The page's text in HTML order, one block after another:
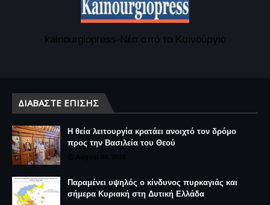
kainourgiopress-Νέα από το Καινούργιο
ΔΙΑΒΆΣΤΕ ΕΠΊΣΗΣ
Η θεία λειτουργία κρατάει ανοιχτό τον δρόμο
προς την Βασιλεία του Θεού
Παραμένει υψηλός ο κίνδυνος πυρκαγιάς και
σήμερα Κυριακή στη Δυτική Ελλάδα